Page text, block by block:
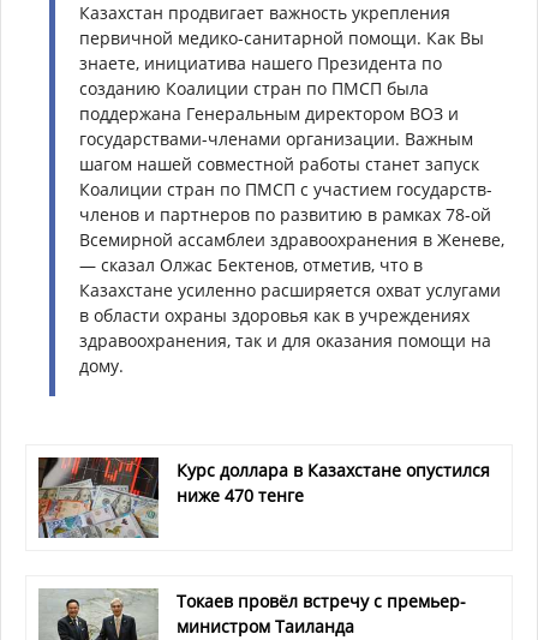
Казахстан продвигает важность укрепления
первичной медико-санитарной помощи. Как Вы
знаете, инициатива нашего Президента по
созданию Коалиции стран по ПМСП была
поддержана Генеральным директором ВОЗ и
государствами-членами организации. Важным
шагом нашей совместной работы станет запуск
Коалиции стран по ПМСП с участием государств-
членов и партнеров по развитию в рамках 78-ой
Всемирной ассамблеи здравоохранения в Женеве,
— сказал Олжас Бектенов, отметив, что в
Казахстане усиленно расширяется охват услугами
в области охраны здоровья как в учреждениях
здравоохранения, так и для оказания помощи на
дому.
Курс доллара в Казахстане опустился
ниже 470 тенге
Токаев провёл встречу с премьер-
министром Таиланда